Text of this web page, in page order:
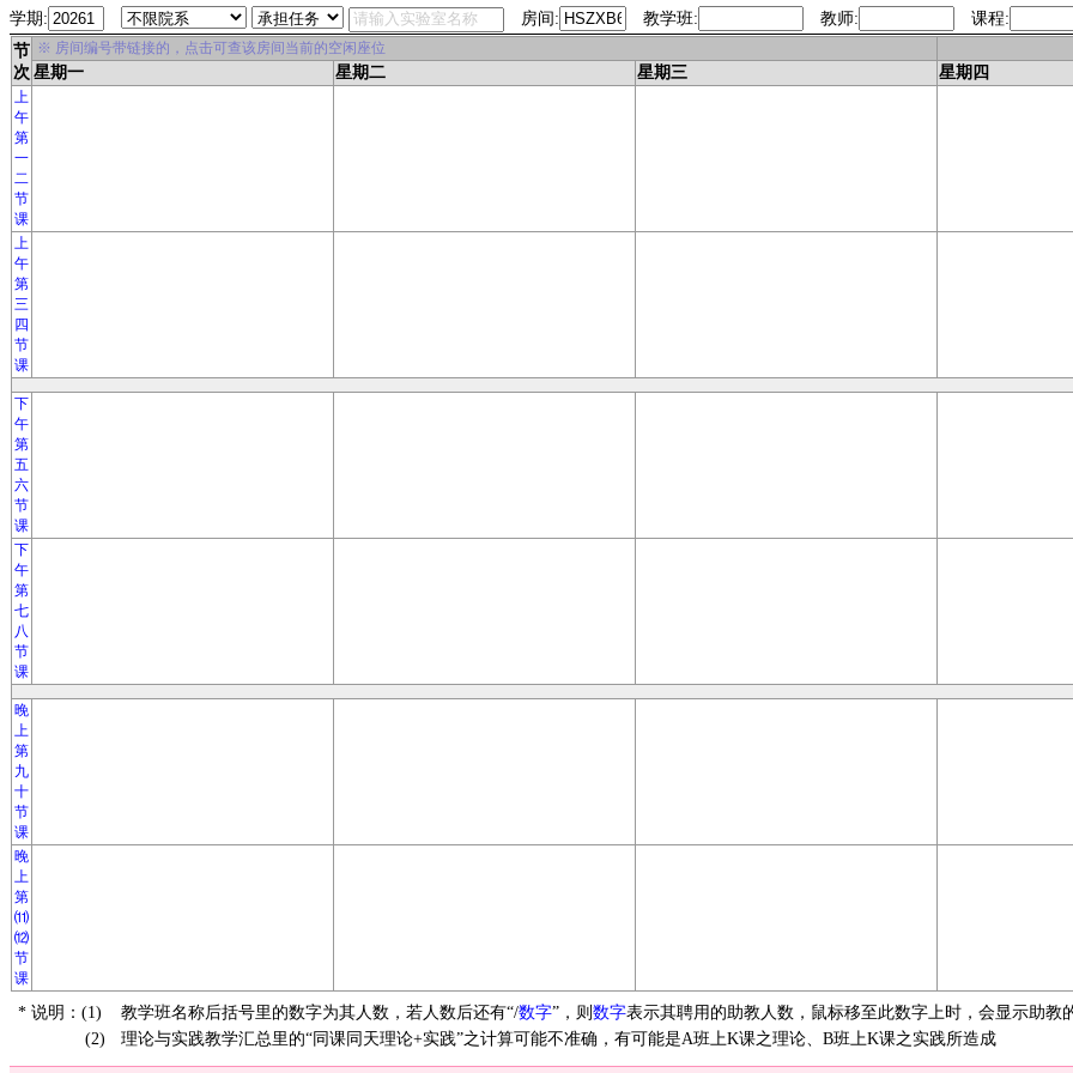
学期: 房间: 教学班: 教师: 课程:
节
次
※ 房间编号带链接的，点击可查该房间当前的空闲座位
星期一 星期二 星期三 星期四
上
午
第
一
二
节
课
上
午
第
三
四
节
课
下
午
第
五
六
节
课
下
午
第
七
八
节
课
晚
上
第
九
十
节
课
晚
上
第
⑾
⑿
节
课
* 说明：(1) 教学班名称后括号里的数字为其人数，若人数后还有“/数字”，则 数字表示其聘用的助教人数，鼠标移至此数字上时，会显示助教
(2)
理论与实践教学汇总里的“同课同天理论+实践”之计算可能不准确，有可能是A班上K课之理论、B班上K课之实践所造成